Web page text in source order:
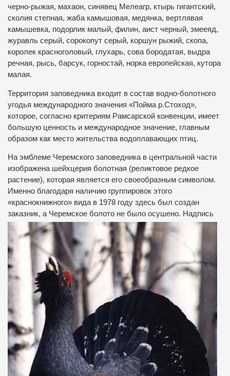
черно-рыжая, махаон, синявец Мелеагр, ктырь гигантский,
сколия степная, жаба камышовая, медянка, вертлявая
камышевка, подорлик малый, филин, аист черный, змееяд,
журавль серый, сорокопут серый, коршун рыжий, скопа,
королек красноголовый, глухарь, сова бородатая, выдра
речная, рысь, барсук, горностай, норка европейская, кутора
малая.
Территория заповедника входит в состав водно-болотного
угодья международного значения «Пойма р.Стоход»,
которое, согласно критериям Рамсарской конвенции, имеет
большую ценность и международное значение, главным
образом как место жительства водоплавающих птиц.
На эмблеме Черемского заповедника в центральной части
изображена шейхцерия болотная (реликтовое редкое
растение), которая является его своеобразным символом.
Именно благодаря наличию группировок этого
«краснокнижного» вида в 1978 году здесь был создан
заказник, а Черемское болото не было осушено. Надпись